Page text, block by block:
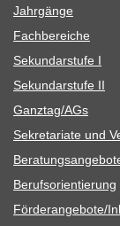
Jahr­gänge
Fach­be­rei­che
Sekun­dar­stufe I
Sekun­dar­stufe II
Ganztag/​​AGs
Sekre­ta­riate und
Berufs­ori­en­tie­rung
Förderangebote/​​